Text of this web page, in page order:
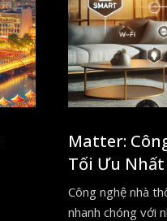
Matter:
Tối Ưu Nhất
Công nghệ nhà
nhanh chóng với